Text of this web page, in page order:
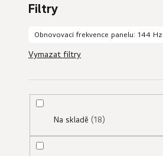
Filtry
Obnovovací frekvence panelu: 144 Hz
Vymazat filtry
Na skladě 18